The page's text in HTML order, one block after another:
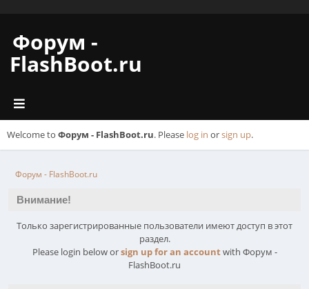
Форум -
FlashBoot.ru
Welcome to Форум - FlashBoot.ru. Please log in orsign up.
Форум - FlashBoot.ru
Внимание!
Только зарегистрированные пользователи имеют доступ в этот
раздел.
Please login below orsign up for an accountwith Форум -
FlashBoot.ru